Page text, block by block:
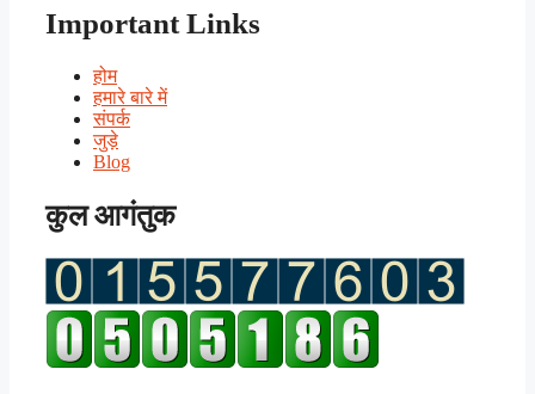
Important Links
होम
हमारे बारे में
संपर्क
जुड़े
Blog
कुल आगंतुक